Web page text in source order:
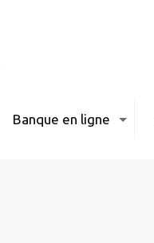
Banque en ligne